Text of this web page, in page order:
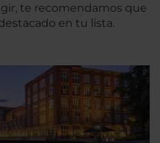
te recomendamos que
en tu lista.